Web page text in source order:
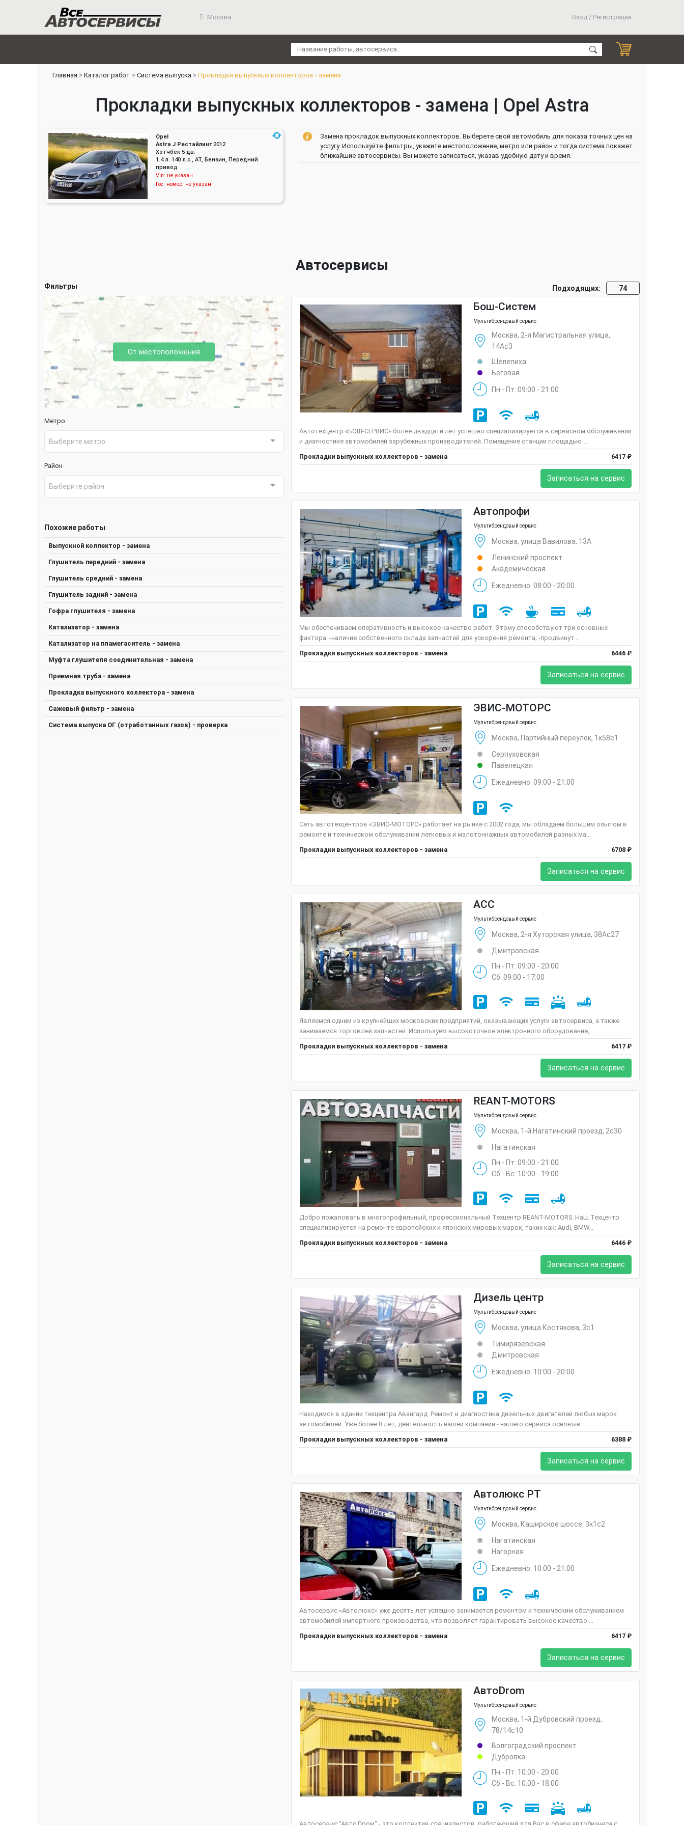
Москва Вход / Регистрация
Главная Каталог работ Система выпуска Прокладки выпускных коллекторов - замена
Прокладки выпускных коллекторов - замена | Opel Astra
Opel
Astra J Рестайлинг 2012
Хэтчбек 5 дв.
1.4 л. 140 л.с., AT, Бензин, Передний
привод
Vin: не указан
Гос. номер: не указан
Замена прокладок выпускных коллекторов. Выберете свой автомобиль для показа точных цен на
услугу. Используйте фильтры, укажите местоположение, метро или район и тогда система покажет
ближайшие автосервисы. Вы можете записаться, указав удобную дату и время.
Автосервисы
Фильтры
От местоположения
Метро
Выберите метро
Район
Выберите район
Похожие работы
Выпускной коллектор - замена
Глушитель передний - замена
Глушитель средний - замена
Глушитель задний - замена
Гофра глушителя - замена
Катализатор - замена
Катализатор на пламегаситель - замена
Муфта глушителя соединительная - замена
Приемная труба - замена
Прокладка выпускного коллектора - замена
Сажевый фильтр - замена
Система выпуска ОГ (отработанных газов) - проверка
Подходящих: 74
Бош-Систем
Мультибрендовый сервис
Москва, 2-я Магистральная улица,
14Ас3
Шелепиха
Беговая
Пн - Пт: 09:00 - 21:00
Автотехцентр «БОШ-СЕРВИС» более двадцати лет успешно специализируется в сервисном обслуживании
и диагностике автомобилей зарубежных производителей. Помещение станции площадью ...
Прокладки выпускных коллекторов - замена
6417 ₽
Записаться на сервис
Автопрофи
Мультибрендовый сервис
Москва, улица Вавилова, 13А
Ленинский проспект
Академическая
Ежедневно: 08:00 - 20:00
Мы обеспечиваем оперативность и высокое качество работ. Этому способствуют три основных
фактора: -наличие собственного склада запчастей для ускорения ремонта; -продвинут...
Прокладки выпускных коллекторов - замена
6446 ₽
Записаться на сервис
ЭВИС-МОТОРС
Мультибрендовый сервис
Москва, Партийный переулок, 1к58с1
Серпуховская
Павелецкая
Ежедневно: 09:00 - 21:00
Сеть автотехцентров «ЭВИС-МОТОРС» работает на рынке c 2002 года, мы обладаем большим опытом в
ремонте и техническом обслуживании легковых и малотоннажных автомобилей разных ма...
Прокладки выпускных коллекторов - замена
6708 ₽
Записаться на сервис
ACC
Мультибрендовый сервис
Москва, 2-я Хуторская улица, 38Ас27
Дмитровская
Пн - Пт: 09:00 - 20:00
Сб: 09:00 - 17:00
Являемся одним из крупнейших московских предприятий, оказывающих услуги автосервиса, а также
занимаемся торговлей запчастей. Используем высокоточное электронного оборудование,...
Прокладки выпускных коллекторов - замена
6417 ₽
Записаться на сервис
REANT-MOTORS
Мультибрендовый сервис
Москва, 1-й Нагатинский проезд, 2с30
Нагатинская
Пн - Пт: 09:00 - 21:00
Сб - Вс: 10:00 - 19:00
Добро пожаловать в многопрофильный, профессиональный Техцентр REANT-MOTORS. Наш Техцентр
специализируется на ремонте европейских и японских мировых марок, таких как: Audi, BMW...
Прокладки выпускных коллекторов - замена
6446 ₽
Записаться на сервис
Дизель центр
Мультибрендовый сервис
Москва, улица Костякова, 3с1
Тимирязевская
Дмитровская
Ежедневно: 10:00 - 20:00
Находимся в здании техцентра Авангард. Ремонт и диагностика дизельных двигателей любых марок
автомобилей. Уже более 8 лет, деятельность нашей компании - нашего сервиса основыв...
Прокладки выпускных коллекторов - замена
6388 ₽
Записаться на сервис
Автолюкс РТ
Мультибрендовый сервис
Москва, Каширское шоссе, 3к1с2
Нагатинская
Нагорная
Ежедневно: 10:00 - 21:00
Автосервис «Автолюкс» уже десять лет успешно занимается ремонтом и техническим обслуживанием
автомобилей импортного производства, что позволяет гарантировать высокое качество ...
Прокладки выпускных коллекторов - замена
6417 ₽
Записаться на сервис
АвтоDrom
Мультибрендовый сервис
Москва, 1-й Дубровский проезд,
78/14с10
Волгоградский проспект
Дубровка
Пн - Пт: 10:00 - 20:00
Сб - Вс: 10:00 - 18:00